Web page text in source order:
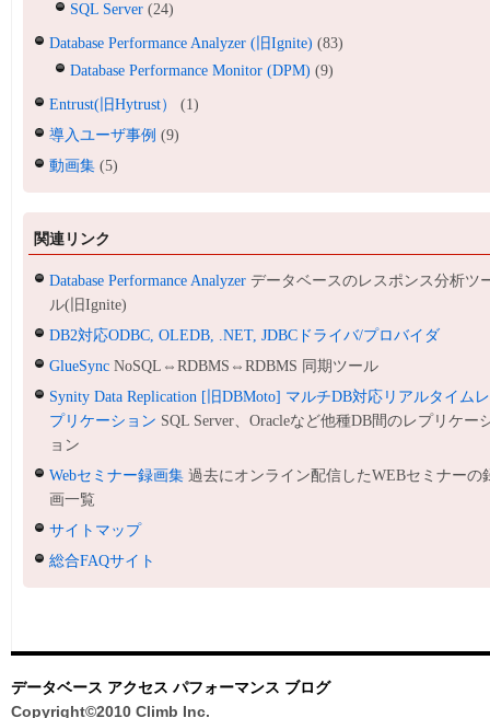
SQL Server (24)
Database Performance Analyzer (旧Ignite) (83)
Database Performance Monitor (DPM) (9)
Entrust(旧Hytrust）
(1)
導入ユーザ事例 (9)
動画集 (5)
関連リンク
Database Performance Analyzer データベースのレスポンス分析ツ
ル(旧Ignite)
DB2対応ODBC, OLEDB, .NET, JDBCドライバ/プロバイダ
GlueSync NoSQL⇔RDBMS⇔RDBMS 同期ツール
Synity Data Replication [旧DBMoto] マルチDB対応リアルタイムレ
プリケーション SQL Server、Oracleなど他種DB間のレプリケー
ョン
Webセミナー録画集 過去にオンライン配信したWEBセミナーの
画一覧
サイトマップ
総合FAQサイト
データベース アクセス パフォーマンス ブログ
Copyright©2010 Climb Inc.